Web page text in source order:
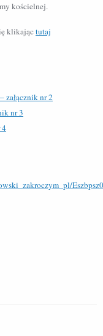
kościelnej.
klikająctutaj
załącznik nr 2
nr 3
4